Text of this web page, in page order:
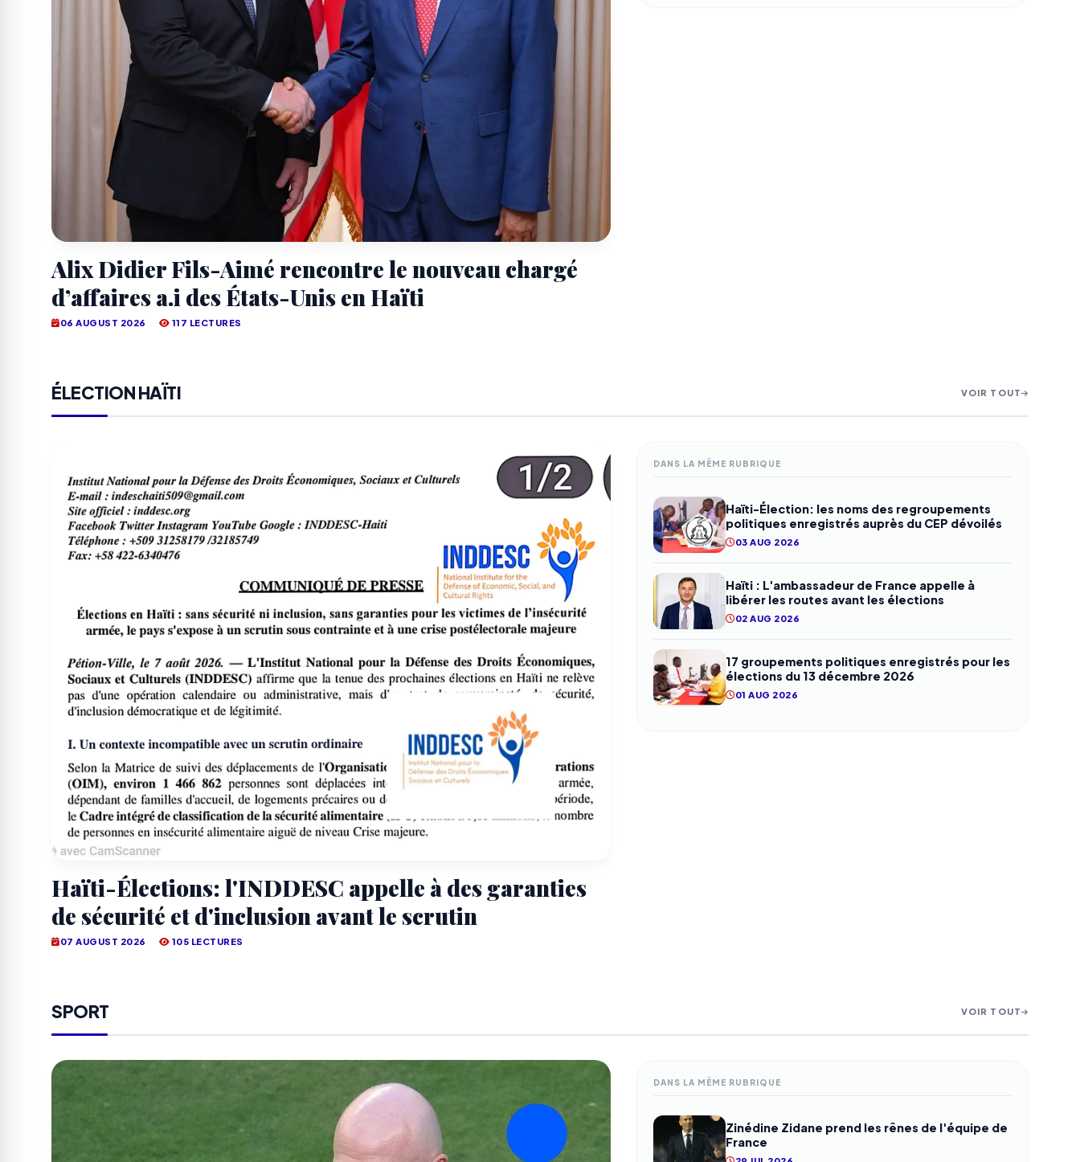
Alix Didier Fils-Aimé rencontre le nouveau chargé
d’affaires a.i des États-Unis en Haïti
06 AUGUST 2026 117 LECTURES
ÉLECTION HAÏTI VOIR TOUT
Haïti-Élections: l'INDDESC appelle à des garanties
de sécurité et d'inclusion avant le scrutin
07 AUGUST 2026 105 LECTURES
DANS LA MÊME RUBRIQUE
Haïti-Élection: les noms des regroupements
politiques enregistrés auprès du CEP dévoilés
03 AUG 2026
Haïti : L'ambassadeur de France appelle à
libérer les routes avant les élections
02 AUG 2026
17 groupements politiques enregistrés pour les
élections du 13 décembre 2026
01 AUG 2026
SPORT VOIR TOUT
DANS LA MÊME RUBRIQUE
Zinédine Zidane prend les rênes de l'équipe de
France